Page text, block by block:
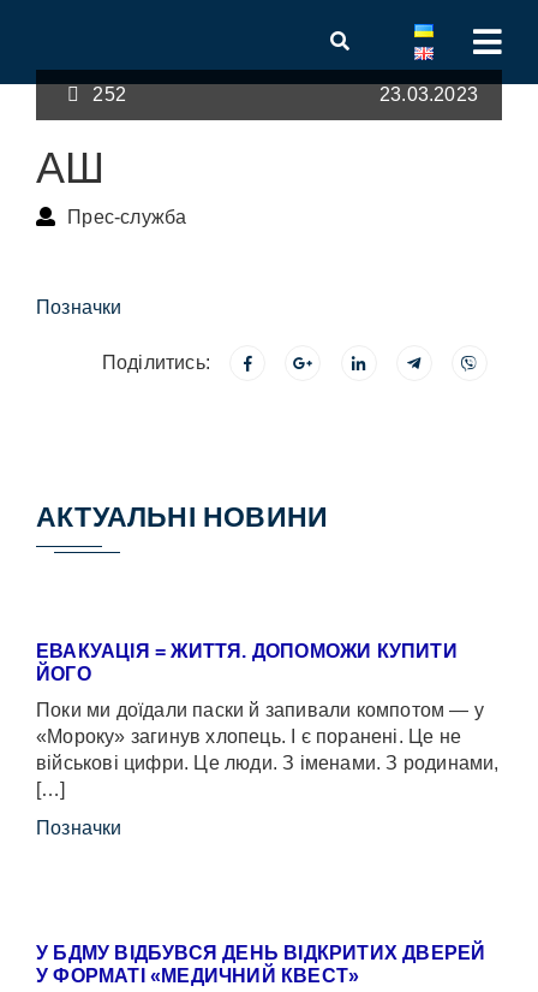
252 23.03.2023
АШ
Прес-служба
Позначки
Поділитись:
АКТУАЛЬНІ НОВИНИ
ЕВАКУАЦІЯ = ЖИТТЯ. ДОПОМОЖИ КУПИТИ
ЙОГО
Поки ми доїдали паски й запивали компотом — у
«Мороку» загинув хлопець. І є поранені. Це не
військові цифри. Це люди. З іменами. З родинами,
[…]
Позначки
У БДМУ ВІДБУВСЯ ДЕНЬ ВІДКРИТИХ ДВЕРЕЙ
У ФОРМАТІ «МЕДИЧНИЙ КВЕСТ»